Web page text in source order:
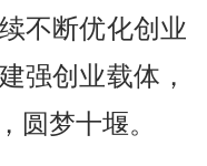
不断优化创业
强创业载体，
圆梦十堰。